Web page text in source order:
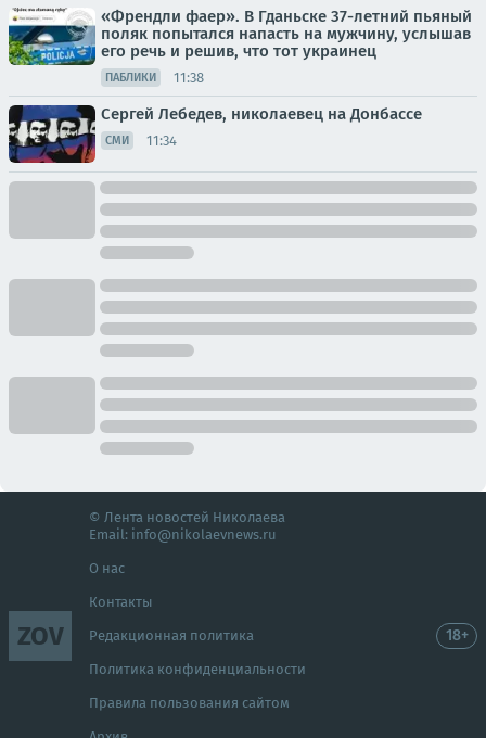
«Френдли фаер». В Гданьске 37-летний пьяный
поляк попытался напасть на мужчину, услышав
его речь и решив, что тот украинец
ПАБЛИКИ 11:38
Сергей Лебедев, николаевец на Донбассе
СМИ 11:34
ZOV
© Лента новостей Николаева
Email: info@nikolaevnews.ru
О нас
Контакты
Редакционная политика
Политика конфиденциальности
Правила пользования сайтом
18+